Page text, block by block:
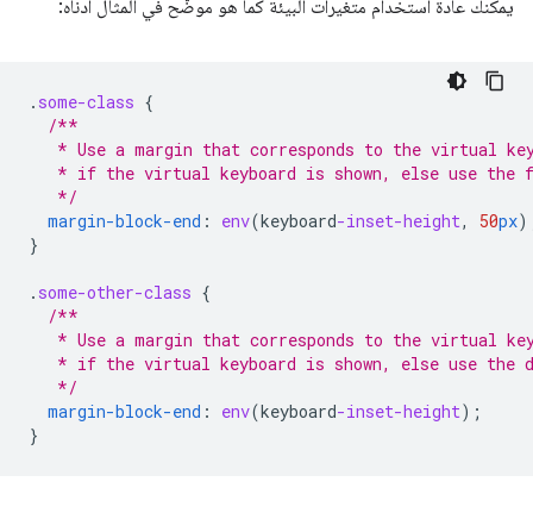
يمكنك عادةً استخدام متغيرات البيئة كما هو موضّح في المثال أدناه:
. some-class {
/**
* Use a margin that corresponds to the virtual
* if the virtual keyboard is shown, else use the
   */
margin-block-end : env(keyboard-inset-height, 50px
}
. some-other-class {
/**
* Use a margin that corresponds to the virtual
* if the virtual keyboard is shown, else use the
   */
margin-block-end : env(keyboard-inset-height);
}